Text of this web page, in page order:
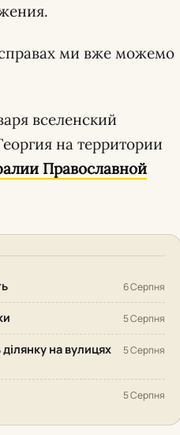
справах ми вже можемо
вселенский
на территории
Православной
6 Серпня
5 Серпня
на вулицях
5 Серпня
5 Серпня